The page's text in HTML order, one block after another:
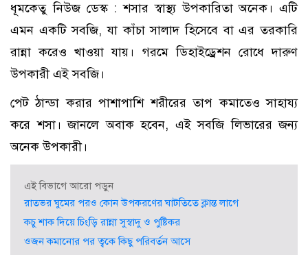
ধূমকেতু নিউজ ডেস্ক : শসার স্বাস্থ্য উপকারিতা অনেক। এটি
এমন একটি সবজি, যা কাঁচা সালাদ হিসেবে বা এর তরকারি
রান্না করেও খাওয়া যায়। গরমে ডিহাইড্রেশন রোধে দারুণ
উপকারী এই সবজি।
পেট ঠান্ডা করার পাশাপাশি শরীরের তাপ কমাতেও সাহায্য
করে শসা। জানলে অবাক হবেন, এই সবজি লিভারের জন্য
অনেক উপকারী।
এই বিভাগে আরো পড়ুন
রাতভর ঘুমের পরও কোন উপকরণের ঘাটতিতে ক্লান্ত লাগে
কচু শাক দিয়ে চিংড়ি রান্না সুস্বাদু ও পুষ্টিকর
ওজন কমানোর পর ত্বকে কিছু পরিবর্তন আসে